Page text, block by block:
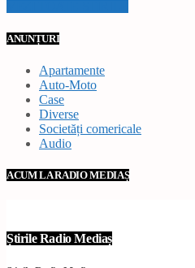
ANUNȚURI
Apartamente
Auto-Moto
Case
Diverse
Societăți comericale
Audio
ACUM LA RADIO MEDIAȘ
Știrile Radio Mediaș